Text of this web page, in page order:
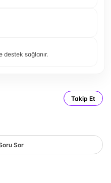
destek sağlanır.
Takip Et
Sor